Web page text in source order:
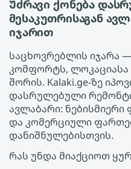
Უძრავი ქონება
მესაკუთრისაგან
იჯარით
საცხოვრებლის იჯარა
კომფორტს, ლოკაციასა
შორის. Kalaki.ge-ზე
დასრულებული
ავლაბარი:
და კომერციული
დანიშნულებისთვის.
რას უნდა მიაქციოთ